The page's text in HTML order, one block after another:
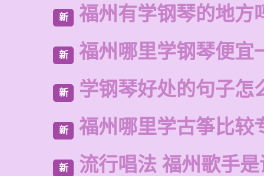
新 福州有学钢琴的地方
新 福州哪里学钢琴便宜
新 学钢琴好处的句子怎
新 福州哪里学古筝比较
新 流行唱法 福州歌手